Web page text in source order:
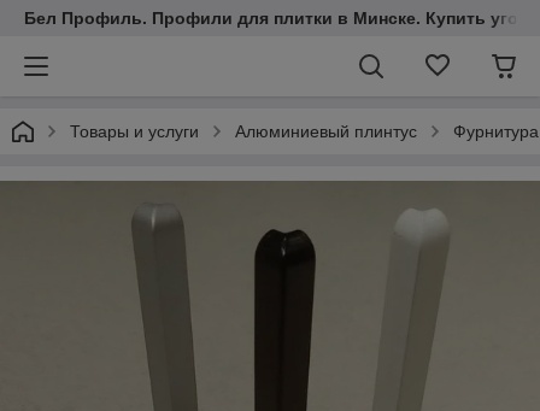
Бел Профиль. Профили для плитки в Минске. Купить
Товары и услуги Алюминиевый плинтус